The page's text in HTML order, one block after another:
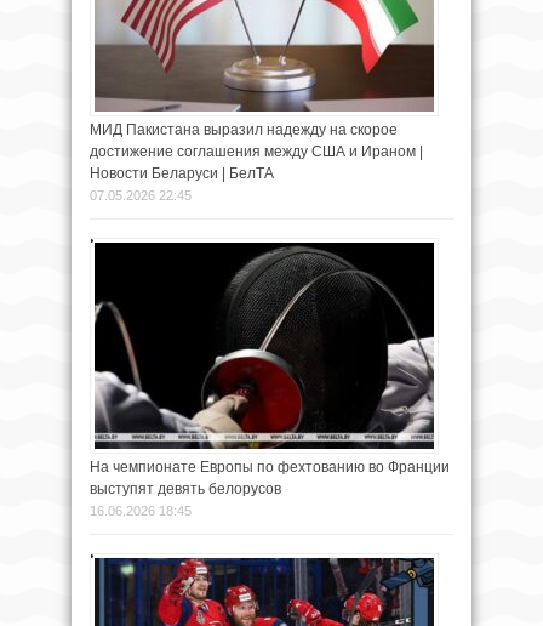
МИД Пакистана выразил надежду на скорое
достижение соглашения между США и Ираном |
Новости Беларуси | БелТА
07.05.2026 22:45
На чемпионате Европы по фехтованию во Франции
выступят девять белорусов
16.06.2026 18:45